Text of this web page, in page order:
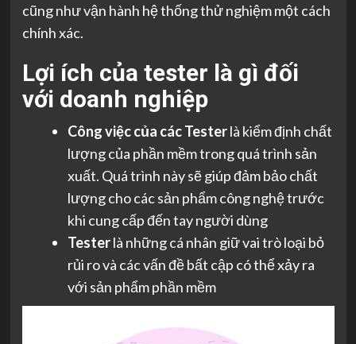
cũng như vận hành hệ thống thử nghiệm một cách
chính xác.
Lợi ích của tester là gì đối
với doanh nghiệp
Công việc của các Testerlà kiểm định chất
lượng của phần mềm trong quá trình sản
xuất. Quá trình này sẽ giúp đảm bảo chất
lượng cho các sản phẩm công nghệ trước
khi cung cấp đến tay người dùng
Testerlà những cá nhân giữ vai trò loại bỏ
rủi ro và các vấn đề bất cập có thể xảy ra
với sản phẩm phần mềm